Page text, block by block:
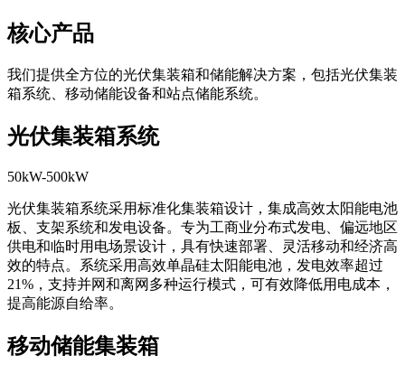
核心产品
我们提供全方位的光伏集装箱和储能解决方案，包括光伏集装
箱系统、移动储能设备和站点储能系统。
光伏集装箱系统
50kW-500kW
光伏集装箱系统采用标准化集装箱设计，集成高效太阳能电池
板、支架系统和发电设备。专为工商业分布式发电、偏远地区
供电和临时用电场景设计，具有快速部署、灵活移动和经济高
效的特点。系统采用高效单晶硅太阳能电池，发电效率超过
21%，支持并网和离网多种运行模式，可有效降低用电成本，
提高能源自给率。
移动储能集装箱